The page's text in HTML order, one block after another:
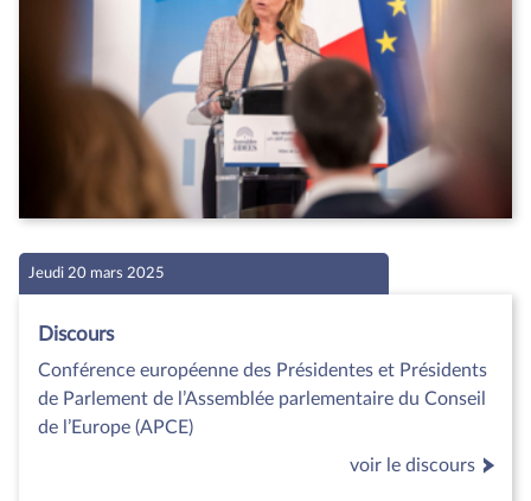
Jeudi 20 mars 2025
Discours
Conférence européenne des Présidentes et Présidents
de Parlement de l’Assemblée parlementaire du Conseil
de l’Europe (APCE)
voir le discours